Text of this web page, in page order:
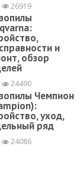
26919
и
обзор
24490
Чемпион
уход,
ряд
24086